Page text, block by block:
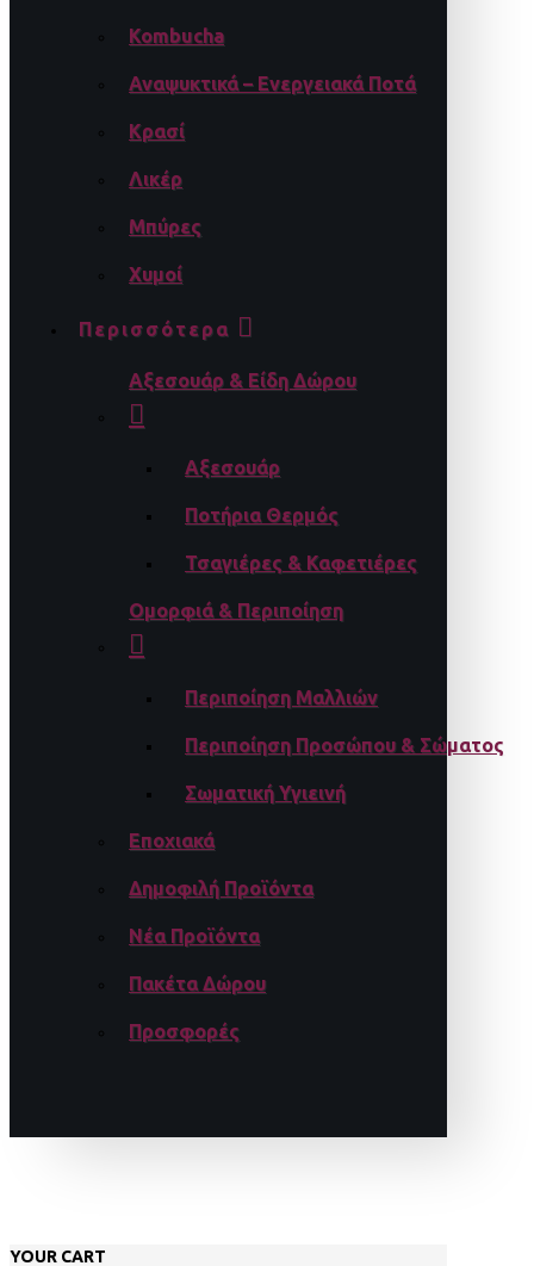
Kombucha
Αναψυκτικά – Ενεργειακά Ποτά
Κρασί
Λικέρ
Μπύρες
Χυμοί
Περισσότερα
Αξεσουάρ & Είδη Δώρου
Αξεσουάρ
Ποτήρια Θερμός
Τσαγιέρες & Καφετιέρες
Ομορφιά & Περιποίηση
Περιποίηση Μαλλιών
Περιποίηση Προσώπου & Σώματος
Σωματική Υγιεινή
Εποχιακά
Δημοφιλή Προϊόντα
Νέα Προϊόντα
Πακέτα Δώρου
Προσφορές
YOUR CART